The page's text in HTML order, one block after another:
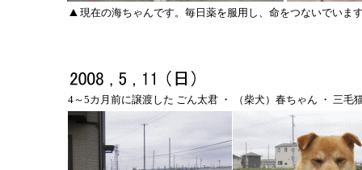
▲ 現在の海ちゃんです。毎日薬を服用し、命をつないでいま
4～5カ月前に譲渡した ごん太君 ・ （柴犬）春ちゃん ・ 三